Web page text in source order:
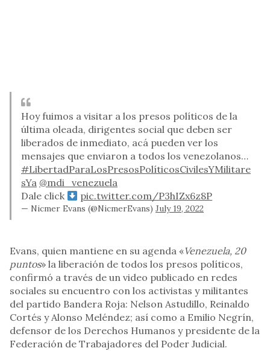
Hoy fuimos a visitar a los presos políticos de la
última oleada, dirigentes social que deben ser
liberados de inmediato, acá pueden ver los
mensajes que enviaron a todos los venezolanos…
#LibertadParaLosPresosPolíticosCivilesYMilitare
sYa @mdi_venezuela
Dale click
pic.twitter.com/P3hIZx6z8P
— Nicmer Evans (@NicmerEvans) July 19, 2022
Evans, quien mantiene en su agenda «Venezuela, 20
puntos» la liberación de todos los presos políticos,
confirmó a través de un video publicado en redes
sociales su encuentro con los activistas y militantes
del partido Bandera Roja: Nelson Astudillo, Reinaldo
Cortés y Alonso Meléndez; así como a Emilio Negrín,
defensor de los Derechos Humanos y presidente de la
Federación de Trabajadores del Poder Judicial.